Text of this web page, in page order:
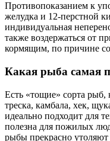
Противопоказанием к
желудка и 12-перстной
индивидуальная
также воздержаться от
кормящим, по причине
Какая рыба самая
Есть «тощие» сорта рыб,
треска, камбала, хек,
идеально подходит для
полезна для пожилых
рыбы прекрасно